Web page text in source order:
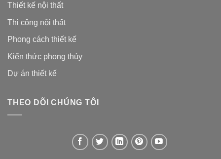
Thiết kế nội thất
Thi công nội thất
Phong cách thiết kế
Kiến thức phong thủy
Dự án thiết kế
THEO DÕI CHÚNG TÔI